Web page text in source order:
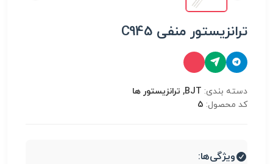
ترانزیستور منفی C945
دسته بندی: BJT, ترانزیستور ها
کد محصول: 5
ویژگی‌ها: